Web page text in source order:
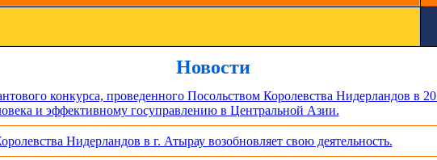
Новости
конкурса, проведенного Посольством Королевства Нидерландов в
и эффективному госуправлению в Центральной Азии.
Нидерландов в г. Атырау возобновляет свою деятельность.